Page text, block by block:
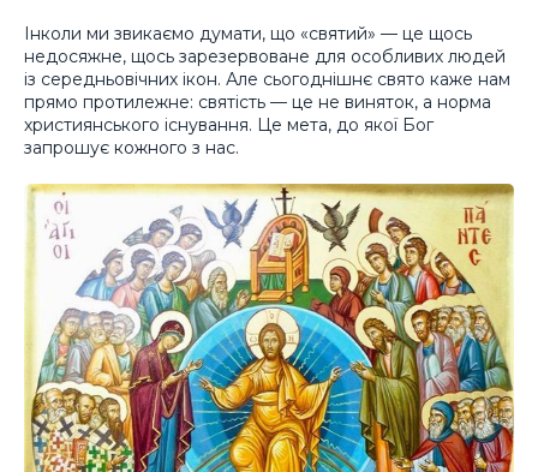
Інколи ми звикаємо думати, що «святий» — це щось
недосяжне, щось зарезервоване для особливих людей
із середньовічних ікон. Але сьогоднішнє свято каже нам
прямо протилежне: святість — це не виняток, а норма
християнського існування. Це мета, до якої Бог
запрошує кожного з нас.